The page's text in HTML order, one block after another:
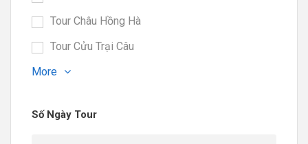
Tour Châu Hồng Hà
Tour Cửu Trại Câu
More
Số Ngày Tour